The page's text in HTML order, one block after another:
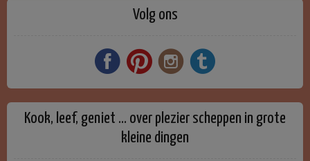
Volg ons
Kook, leef, geniet … over plezier scheppen in grote
kleine dingen